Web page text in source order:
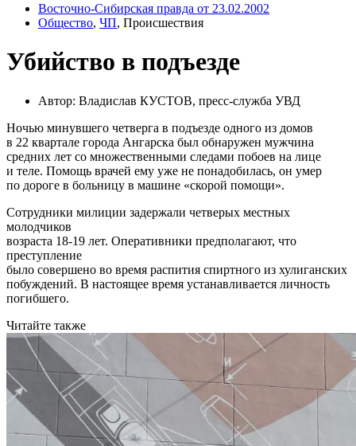
Восточно-Сибирская правда от 23.02.2002
Общество, ЧП, Происшествия
Убийство в подъезде
Автор: Владислав КУСТОВ, пресс-служба УВД
Ночью минувшего четверга в подъезде одного из домов
в 22 квартале города Ангарска был обнаружен мужчина
средних лет со множественными следами побоев на лице
и теле. Помощь врачей ему уже не понадобилась, он умер
по дороге в больницу в машине «скорой помощи».
Сотрудники милиции задержали четверых местных
молодчиков
возраста 18-19 лет. Оперативники предполагают, что
преступление
было совершено во время распития спиртного из хулиганских
побуждений. В настоящее время устанавливается личность
погибшего.
Читайте также